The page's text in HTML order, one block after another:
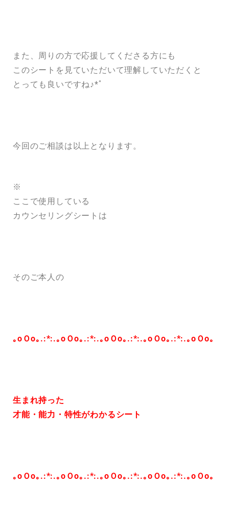
また、周りの方で応援してくださる方にも
このシートを見ていただいて理解していただくと
とっても良いですね♪*ﾟ
今回のご相談は以上となります。
※
ここで使用している
カウンセリングシートは
そのご本人の
｡oＯo｡.:*:.｡oＯo｡.:*:.｡oＯo｡.:*:.｡oＯo｡.:*:.｡oＯo｡
生まれ持った
才能・能力・特性がわかるシート
｡oＯo｡.:*:.｡oＯo｡.:*:.｡oＯo｡.:*:.｡oＯo｡.:*:.｡oＯo｡